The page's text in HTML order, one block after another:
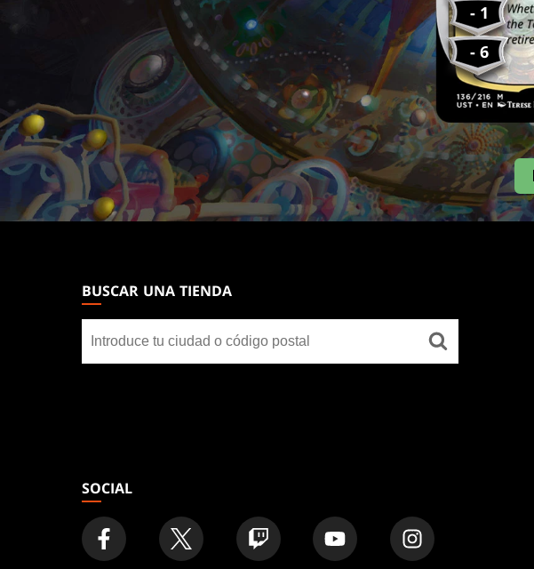
- 1
- 6
GATHERINGBUSCAR UNA TIENDA
una
tienda
SOCIAL